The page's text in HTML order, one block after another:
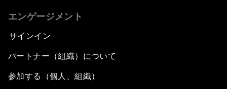
エンゲージメント
サインイン
パートナー（組織）について
参加する（個人、組織）